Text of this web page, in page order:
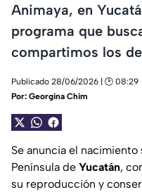
Animaya, en
programa que
compartimos los
Publicado 28/06/2026 | 🕑 08:29
Por: Georgina Chim
Se anuncia el
Península de Yucatán,
su reproducción y